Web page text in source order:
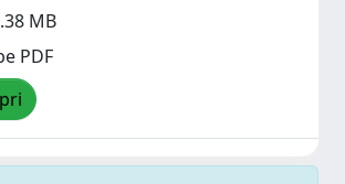
MB
PDF